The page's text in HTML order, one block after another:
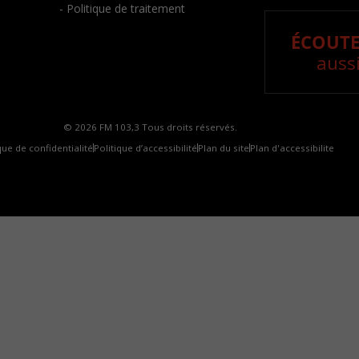
- Politique de traitement
© 2026 FM 103,3 Tous droits réservés.
de confidentialité Politique d’accessibilité Plan du site Plan d'accessibilite